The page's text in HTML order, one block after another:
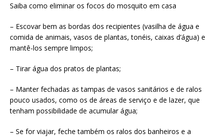
Saiba como eliminar os focos do mosquito em casa
– Escovar bem as bordas dos recipientes (vasilha de água e
comida de animais, vasos de plantas, tonéis, caixas d’água) e
mantê-los sempre limpos;
– Tirar água dos pratos de plantas;
– Manter fechadas as tampas de vasos sanitários e de ralos
pouco usados, como os de áreas de serviço e de lazer, que
tenham possibilidade de acumular água;
– Se for viajar, feche também os ralos dos banheiros e a